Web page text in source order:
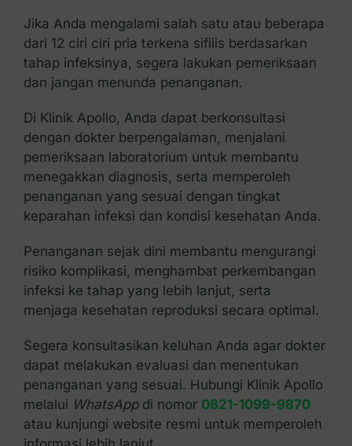
Jika Anda mengalami salah satu atau beberapa
dari 12 ciri ciri pria terkena sifilis berdasarkan
tahap infeksinya, segera lakukan pemeriksaan
dan jangan menunda penanganan.
Di Klinik Apollo, Anda dapat berkonsultasi
dengan dokter berpengalaman, menjalani
pemeriksaan laboratorium untuk membantu
menegakkan diagnosis, serta memperoleh
penanganan yang sesuai dengan tingkat
keparahan infeksi dan kondisi kesehatan Anda.
Penanganan sejak dini membantu mengurangi
risiko komplikasi, menghambat perkembangan
infeksi ke tahap yang lebih lanjut, serta
menjaga kesehatan reproduksi secara optimal.
Segera konsultasikan keluhan Anda agar dokter
dapat melakukan evaluasi dan menentukan
penanganan yang sesuai. Hubungi Klinik Apollo
melalui WhatsAppdi nomor 0821-1099-9870
atau kunjungi website resmi untuk memperoleh